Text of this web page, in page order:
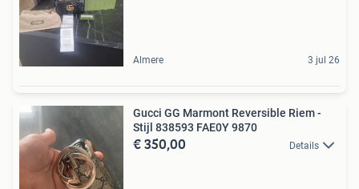
Almere 3 jul 26
Gucci GG Marmont Reversible Riem -
Stijl 838593 FAE0Y 9870
€ 350,00 Details